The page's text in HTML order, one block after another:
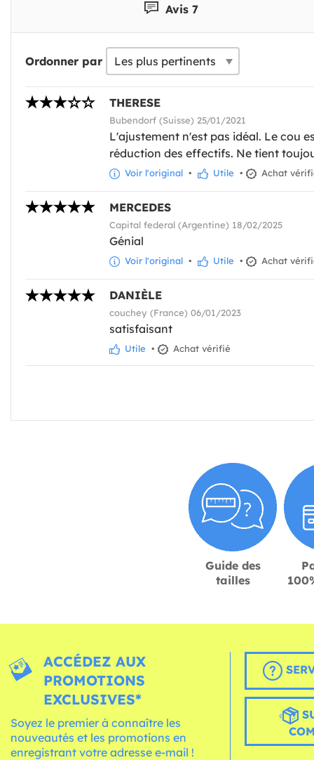
Avis 7
Ordonner par
THERESE
Bubendorf (Suisse) 25/01/2021
L'ajustement n'est pas idéal. Le cou
réduction des effectifs. Ne tient
Voir l'original • Utile • Achat
MERCEDES
Capital federal (Argentine) 18/02/2025
Génial
Voir l'original • Utile • Achat
DANIÈLE
couchey (France) 06/01/2023
satisfaisant
Utile • Achat vérifié
Guide des
tailles
ACCÉDEZ AUX
PROMOTIONS
EXCLUSIVES*
Soyez le premier à connaître les
nouveautés et les promotions en
enregistrant votre adresse e-mail !